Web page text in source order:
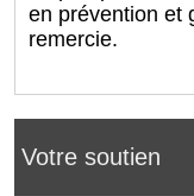
Votre soutien
en prévention et
remercie.